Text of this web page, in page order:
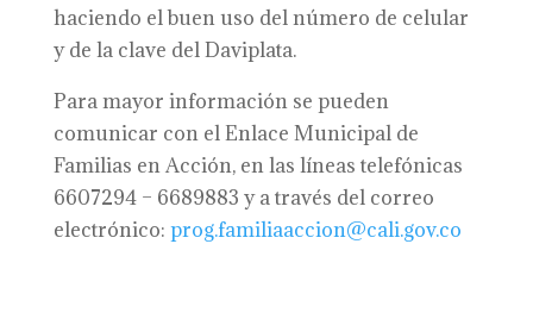
haciendo el buen uso del número de celular
y de la clave del Daviplata.
Para mayor información se pueden
comunicar con el Enlace Municipal de
Familias en Acción, en las líneas telefónicas
6607294 – 6689883 y a través del correo
electrónico: prog.familiaaccion@cali.gov.co